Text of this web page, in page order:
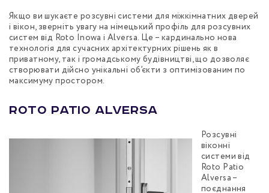
Якщо ви шукаєте розсувні системи для міжкімнатних дверей
і вікон, зверніть увагу на німецький профіль для розсувних
систем від Roto Inowa і Alversa. Це – кардинально нова
технологія для сучасних архітектурних рішень як в
приватному, так і громадському будівництві, що дозволяє
створювати дійсно унікальні об’єкти з оптимізованим по
максимуму простором.
Roto Patio Alversa
Розсувні
віконні
системи від
Roto Patio
Alversa –
поєднання